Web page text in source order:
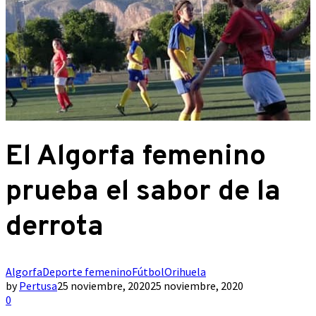
El Algorfa femenino
prueba el sabor de la
derrota
AlgorfaDeporte femeninoFútbolOrihuela
byPertusa25 noviembre, 202025 noviembre, 2020
0